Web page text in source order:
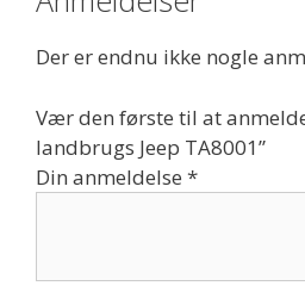
Der er endnu ikke nogle
Vær den første til at
landbrugs Jeep TA8001”
Din anmeldelse *